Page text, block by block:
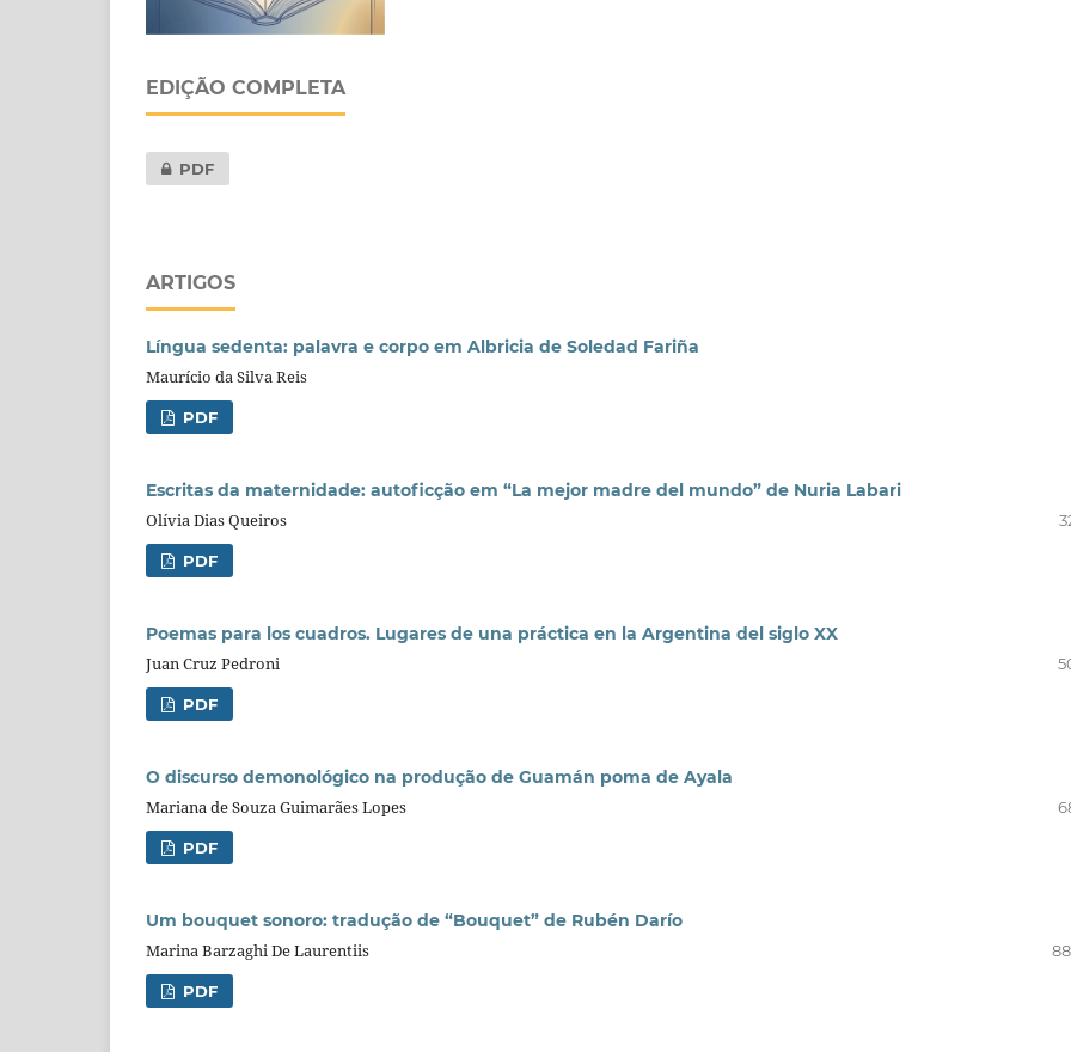
EDIÇÃO COMPLETA
PDF
ARTIGOS
Língua sedenta: palavra e corpo em Albricia de Soledad Fariña
Maurício da Silva Reis
PDF
Escritas da maternidade: autoficção em “La mejor madre del mundo” de Nuria Labari
Olívia Dias Queiros
PDF
Poemas para los cuadros. Lugares de una práctica en la Argentina del siglo XX
Juan Cruz Pedroni
PDF
O discurso demonológico na produção de Guamán poma de Ayala
Mariana de Souza Guimarães Lopes
PDF
Um bouquet sonoro: tradução de “Bouquet” de Rubén Darío
Marina Barzaghi De Laurentiis
PDF